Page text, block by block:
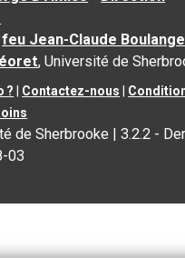
feu Jean-Claude
, Université de
? Contactez-nous
de Sherbrooke |3.2.2 -
03